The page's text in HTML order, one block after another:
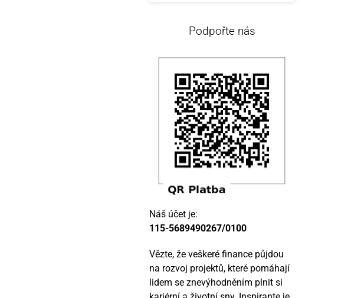
Podpořte nás
Náš účet je:
115-5689490267/0100
Vězte, že veškeré finance půjdou
na rozvoj projektů, které pomáhají
lidem se znevýhodněním plnit si